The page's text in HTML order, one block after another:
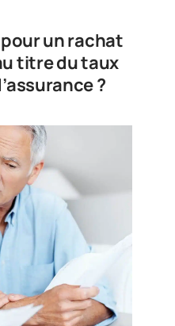
un rachat
titre du taux
?